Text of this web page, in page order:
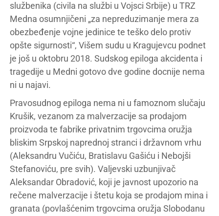
službenika (civila na službi u Vojsci Srbije) u TRZ
Medna osumnjičeni „za nepreduzimanje mera za
obezbeđenje vojne jedinice te teško delo protiv
opšte sigurnosti“, Višem sudu u Kragujevcu podnet
je još u oktobru 2018. Sudskog epiloga akcidenta i
tragedije u Medni gotovo dve godine docnije nema
ni u najavi.
Pravosudnog epiloga nema ni u famoznom slučaju
Krušik, vezanom za malverzacije sa prodajom
proizvoda te fabrike privatnim trgovcima oružja
bliskim Srpskoj naprednoj stranci i državnom vrhu
(Aleksandru Vučiću, Bratislavu Gašiću i Nebojši
Stefanoviću, pre svih). Valjevski uzbunjivač
Aleksandar Obradović, koji je javnost upozorio na
rečene malverzacije i štetu koja se prodajom mina i
granata (povlašćenim trgovcima oružja Slobodanu